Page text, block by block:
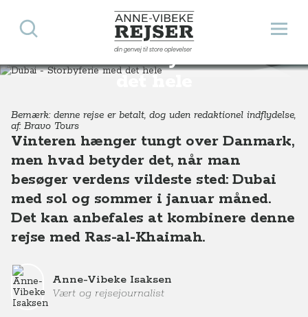
Anne-Vibeke Rejser
din genvej til store oplevelser
Åbn
Søg
Dubai - Storbyferie med
det hele
Destinationer Asien Dubai - Forenede Emirater Dubai - Storbyferie med det hele
Bemærk: denne rejse er betalt, dog uden redaktionel indflydelse,
af: Bravo Tours
Vinteren hænger tungt over Danmark,
men hvad betyder det, når man
besøger verdens vildeste sted: Dubai
med sol og sommer i januar måned.
Det kan anbefales at kombinere denne
rejse med Ras-al-Khaimah.
Anne-Vibeke Isaksen
Vært og rejsejournalist